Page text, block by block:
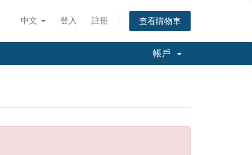
中文 登入 註冊 查看購物車
帳戶